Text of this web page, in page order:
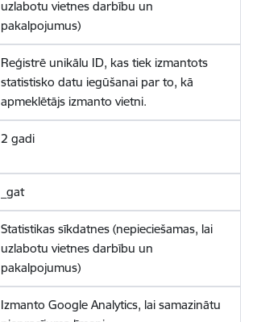
uzlabotu vietnes darbību un
pakalpojumus)
Reģistrē unikālu ID, kas tiek izmantots
statistisko datu iegūšanai par to, kā
apmeklētājs izmanto vietni.
2 gadi
_gat
Statistikas sīkdatnes (nepieciešamas, lai
uzlabotu vietnes darbību un
pakalpojumus)
Izmanto Google Analytics, lai samazinātu